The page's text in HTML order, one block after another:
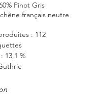
Pinot Gris
français neutre
: 112
13,1 %